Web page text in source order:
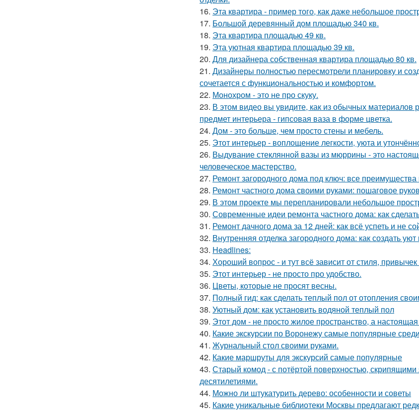
16. Эта квартира - пример того, как даже небольшое
17. Большой деревянный дом площадью 340 кв.
18. Эта квартира площадью 49 кв.
19. Эта уютная квартира площадью 39 кв.
20. Для дизайнера собственная квартира площадью 80 кв.
21. Дизайнеры полностью пересмотрели планировку и
сочетается с функциональностью и комфортом.
22. Монохром - это не про скуку.
23. В этом видео вы увидите, как из обычных
предмет интерьера - гипсовая ваза в форме цветка.
24. Дом - это больше, чем просто стены и мебель.
25. Этот интерьер - воплощение легкости, уюта и
26. Выдувание стеклянной вазы из мюррины - это
человеческое мастерство.
27. Ремонт загородного дома под ключ: все преимущества
28. Ремонт частного дома своими руками: пошаговое
29. В этом проекте мы перепланировали небольшое
30. Современные идеи ремонта частного дома: как
31. Ремонт дачного дома за 12 дней: как всё успеть и не
32. Внутренняя отделка загородного дома: как создать
33. Headlines:
34. Хороший вопрос - и тут всё зависит от стиля, привычек
35. Этот интерьер - не просто про удобство.
36. Цветы, которые не просят весны.
37. Полный гид: как сделать теплый пол от отопления
38. Уютный дом: как установить водяной теплый пол
39. Этот дом - не просто жилое пространство, а
40. Какие экскурсии по Воронежу самые популярные
41. Журнальный стол своими руками.
42. Какие маршруты для экскурсий самые популярные
43. Старый комод - с потёртой поверхностью,
десятилетиями.
44. Можно ли штукатурить дерево: особенности и советы
45. Какие уникальные библиотеки Москвы предлагают